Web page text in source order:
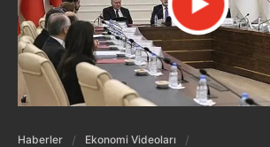
Haberler
Ekonomi Videoları